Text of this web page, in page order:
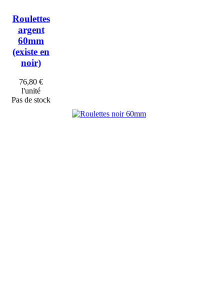
Roulettes
argent
60mm
(existe en
noir)
76,80 €
l'unité
Pas de stock